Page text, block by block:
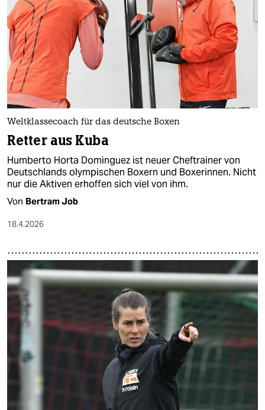
Weltklassecoach für das deutsche Boxen
Retter aus Kuba
Humberto Horta Dominguez ist neuer Cheftrainer von
Deutschlands olympischen Boxern und Boxerinnen. Nicht
nur die Aktiven erhoffen sich viel von ihm.
Von Bertram Job
18.4.2026